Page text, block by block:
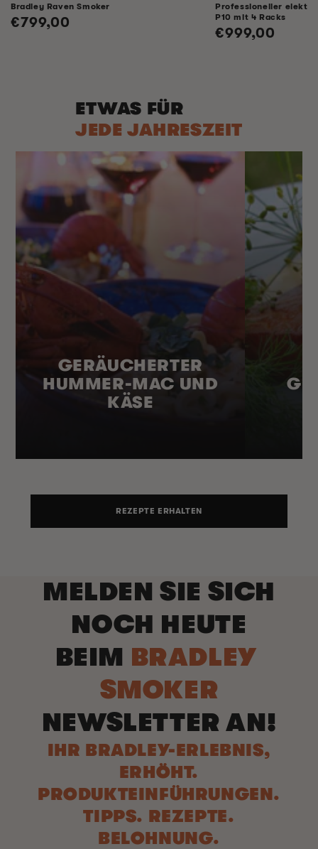
Bradley Raven Smoker
Normaler
€799,00
Professioneller
P10 mit 4 Racks
Normaler
€999,00
ETWAS FÜR
JEDE JAHRESZEIT
GERÄUCHERTER
HUMMER-MAC UND
KÄSE
REZEPTE ERHALTEN
MELDEN SIE SICH
NOCH HEUTE
BEIM BRADLEY
SMOKER
NEWSLETTER AN!
IHR BRADLEY-ERLEBNIS,
ERHÖHT.
PRODUKTEINFÜHRUNGEN.
TIPPS. REZEPTE.
BELOHNUNG.